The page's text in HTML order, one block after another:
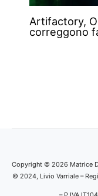
Artifactory,
correggono
Copyright © 2026 Matrice
© 2024, Livio Varriale –